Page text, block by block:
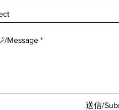
送信/